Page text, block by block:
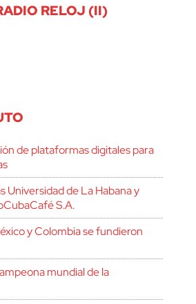
RELOJ (II)
de plataformas digitales para
Universidad de La Habana y
S.A.
y Colombia se fundieron
mundial de la